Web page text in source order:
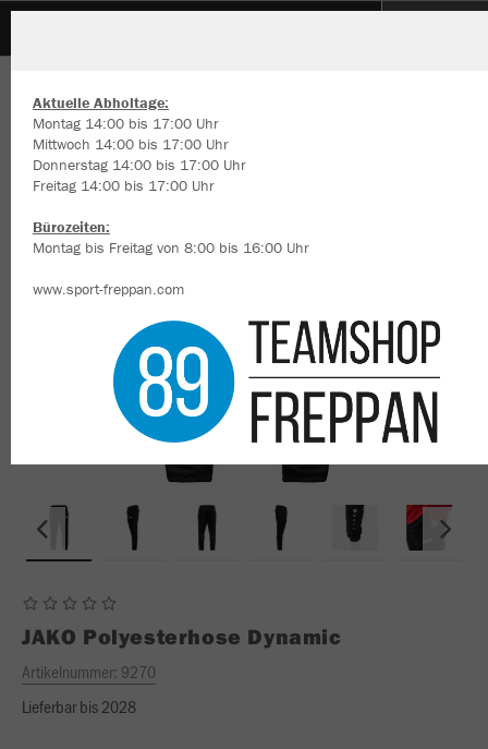
JAKO Polyesterhose Dynamic
Artikelnummer: 9270
Lieferbar bis 2028
Aktuelle Abholtage:
Montag 14:00 bis 17:00 Uhr
Mittwoch 14:00 bis 17:00 Uhr
Donnerstag 14:00 bis 17:00 Uhr
Freitag 14:00 bis 17:00 Uhr
Bürozeiten:
Montag bis Freitag von 8:00 bis 16:00 Uhr
www.sport-freppan.com
Wir verwenden Cookies
Inhalte anzeigen und unsere Website verbessern. Weitere
zu den Cookies findest Du in den Einstellungen.
Alle ablehnen
mehr Infos
Datenschutz
Impressum